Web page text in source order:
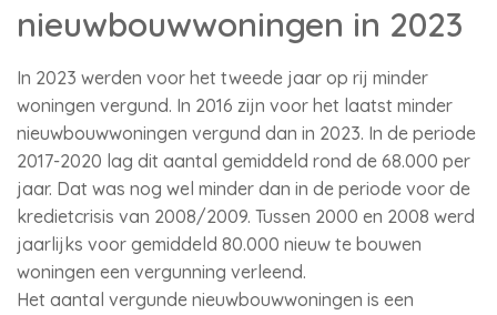
nieuwbouwwoningen in 2023
In 2023 werden voor het tweede jaar op rij minder
woningen vergund. In 2016 zijn voor het laatst minder
nieuwbouwwoningen vergund dan in 2023. In de periode
2017-2020 lag dit aantal gemiddeld rond de 68.000 per
jaar. Dat was nog wel minder dan in de periode voor de
kredietcrisis van 2008/2009. Tussen 2000 en 2008 werd
jaarlijks voor gemiddeld 80.000 nieuw te bouwen
woningen een vergunning verleend.
Het aantal vergunde nieuwbouwwoningen is een